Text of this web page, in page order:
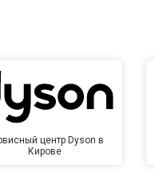
центр Dyson в
Кирове